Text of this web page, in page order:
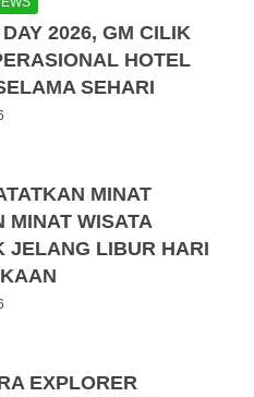
2026, GM CILIK
HOTEL
SEHARI
MINAT
MINAT WISATA
JELANG LIBUR HARI
EXPLORER